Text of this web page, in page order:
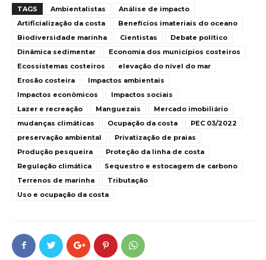
TAGS Ambientalistas
Análise de impacto
Artificialização da costa
Benefícios imateriais do oceano
Biodiversidade marinha
Cientistas
Debate político
Dinâmica sedimentar
Economia dos municípios costeiros
Ecossistemas costeiros
elevação do nível do mar
Erosão costeira
Impactos ambientais
Impactos econômicos
Impactos sociais
Lazer e recreação
Manguezais
Mercado imobiliário
mudanças climáticas
Ocupação da costa
PEC 03/2022
preservação ambiental
Privatização de praias
Produção pesqueira
Proteção da linha de costa
Regulação climática
Sequestro e estocagem de carbono
Terrenos de marinha
Tributação
Uso e ocupação da costa